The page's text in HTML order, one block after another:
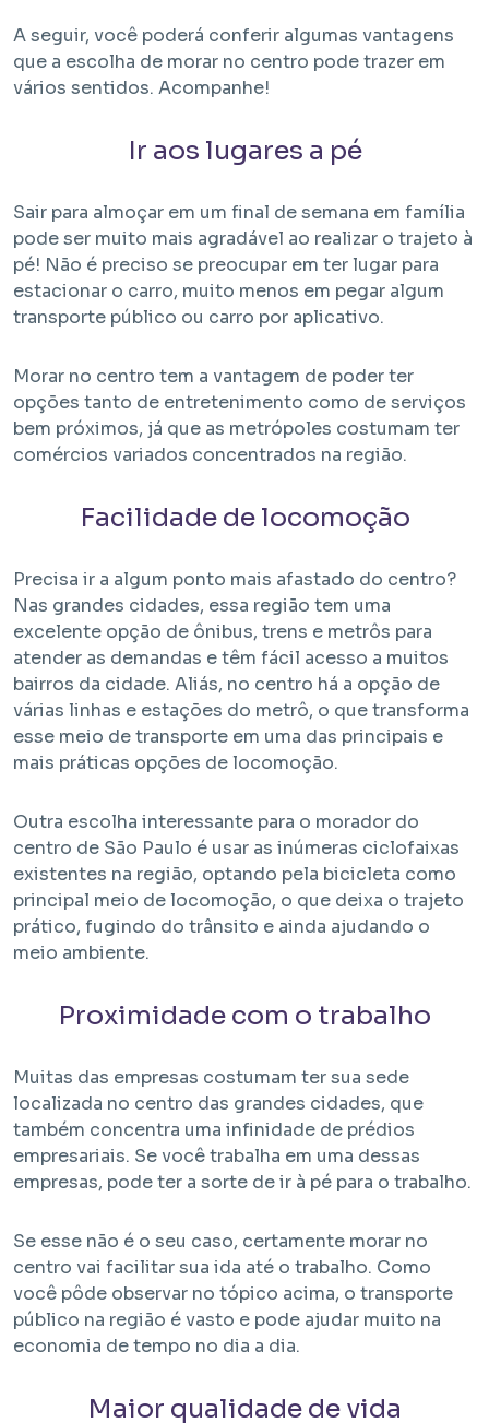
A seguir, você poderá conferir algumas vantagens
que a escolha de morar no centro pode trazer em
vários sentidos. Acompanhe!
Ir aos lugares a pé
Sair para almoçar em um final de semana em família
pode ser muito mais agradável ao realizar o trajeto à
pé! Não é preciso se preocupar em ter lugar para
estacionar o carro, muito menos em pegar algum
transporte público ou carro por aplicativo.
Morar no centro tem a vantagem de poder ter
opções tanto de entretenimento como de serviços
bem próximos, já que as metrópoles costumam ter
comércios variados concentrados na região.
Facilidade de locomoção
Precisa ir a algum ponto mais afastado do centro?
Nas grandes cidades, essa região tem uma
excelente opção de ônibus, trens e metrôs para
atender as demandas e têm fácil acesso a muitos
bairros da cidade. Aliás, no centro há a opção de
várias linhas e estações do metrô, o que transforma
esse meio de transporte em uma das principais e
mais práticas opções de locomoção.
Outra escolha interessante para o morador do
centro de São Paulo é usar as inúmeras ciclofaixas
existentes na região, optando pela bicicleta como
principal meio de locomoção, o que deixa o trajeto
prático, fugindo do trânsito e ainda ajudando o
meio ambiente.
Proximidade com o trabalho
Muitas das empresas costumam ter sua sede
localizada no centro das grandes cidades, que
também concentra uma infinidade de prédios
empresariais. Se você trabalha em uma dessas
empresas, pode ter a sorte de ir à pé para o trabalho.
Se esse não é o seu caso, certamente morar no
centro vai facilitar sua ida até o trabalho. Como
você pôde observar no tópico acima, o transporte
público na região é vasto e pode ajudar muito na
economia de tempo no dia a dia.
Maior qualidade de vida
Bem Viver Albuquerque Lins
Santa Cecília - São Paulo / SP
Projeto EHMP com unidades de HIS 1, HMP e R2V
Em Obra
Bem Viver Angélica
Barra Funda - São Paulo / SP
Projeto HMP e R2V